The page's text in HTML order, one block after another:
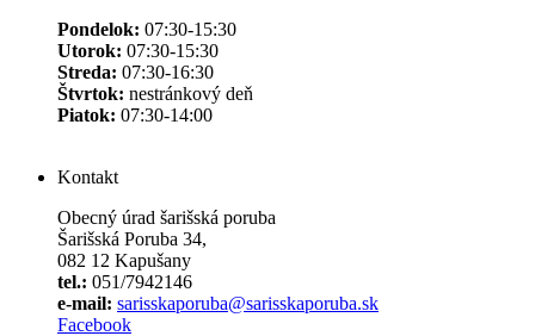
Pondelok: 07:30-15:30
Utorok: 07:30-15:30
Streda: 07:30-16:30
Štvrtok: nestránkový deň
Piatok: 07:30-14:00
Kontakt
Obecný úrad šarišská poruba
Šarišská Poruba 34,
082 12 Kapušany
tel.: 051/7942146
e-mail: sarisskaporuba@sarisskaporuba.sk
Facebook